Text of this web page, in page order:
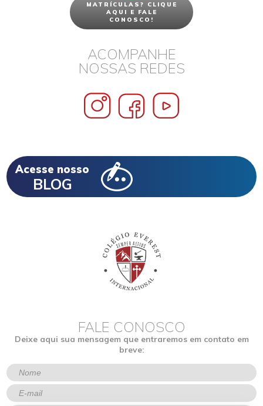
MATRÍCULAS? CLIQUE
AQUI E FALE
CONOSCO!
ACOMPANHE
NOSSAS REDES
Acesse nosso
BLOG
FALE CONOSCO
Deixe aqui sua mensagem que entraremos em contato em
breve: